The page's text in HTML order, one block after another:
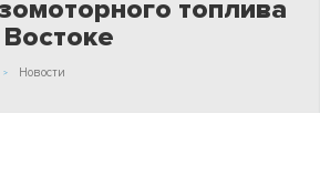
топлива
Новости